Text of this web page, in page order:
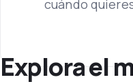
cuándo
Explora el